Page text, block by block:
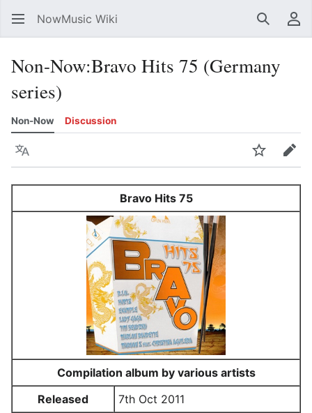
NowMusic Wiki Search
Non-Now:Bravo Hits 75 (Germany
series)
Non-Now Discussion
Language WatchEdit
Bravo Hits 75
Compilation album by various artists
Released
7th Oct 2011